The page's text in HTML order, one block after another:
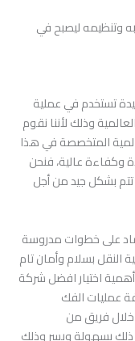
وتنظيمه ليصبح في
تستخدم في عملية
وذلك لأننا نقوم
المتخصصة في هذا
وكفاءة عالية، فنحن
بشكل جيد من أجل
على خطوات مدروسة
النقل بسلام وأمان تام
اختيار افضل شركة
عمليات الفك
خلال فريق من
ذلك بسهولة ويسر وذلك